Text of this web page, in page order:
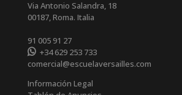
Via Antonio Salandra, 18
00187, Roma. Italia
91 005 91 27
+34 629 253 733
comercial@escuelaversailles.com
Información Legal